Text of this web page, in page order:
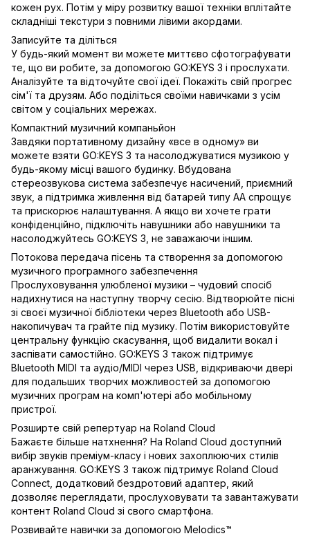
кожен рух. Потім у міру розвитку вашої техніки вплітайте
складніші текстури з повними лівими акордами.
Записуйте та діліться
У будь-який момент ви можете миттєво сфотографувати
те, що ви робите, за допомогою GO:KEYS 3 і прослухати.
Аналізуйте та відточуйте свої ідеї. Покажіть свій прогрес
сім'ї та друзям. Або поділіться своїми навичками з усім
світом у соціальних мережах.
Компактний музичний компаньйон
Завдяки портативному дизайну «все в одному» ви
можете взяти GO:KEYS 3 та насолоджуватися музикою у
будь-якому місці вашого будинку. Вбудована
стереозвукова система забезпечує насичений, приємний
звук, а підтримка живлення від батарей типу АА спрощує
та прискорює налаштування. А якщо ви хочете грати
конфіденційно, підключіть навушники або навушники та
насолоджуйтесь GO:KEYS 3, не заважаючи іншим.
Потокова передача пісень та створення за допомогою
музичного програмного забезпечення
Прослуховування улюбленої музики – чудовий спосіб
надихнутися на наступну творчу сесію. Відтворюйте пісні
зі своєї музичної бібліотеки через Bluetooth або USB-
накопичувач та грайте під музику. Потім використовуйте
центральну функцію скасування, щоб видалити вокал і
заспівати самостійно. GO:KEYS 3 також підтримує
Bluetooth MIDI та аудіо/MIDI через USB, відкриваючи двері
для подальших творчих можливостей за допомогою
музичних програм на комп'ютері або мобільному
пристрої.
Розширте свій репертуар на Roland Cloud
Бажаєте більше натхнення? На Roland Cloud доступний
вибір звуків преміум-класу і нових захоплюючих стилів
аранжування. GO:KEYS 3 також підтримує Roland Cloud
Connect, додатковий бездротовий адаптер, який
дозволяє переглядати, прослуховувати та завантажувати
контент Roland Cloud зі свого смартфона.
Розвивайте навички за допомогою Melodics™